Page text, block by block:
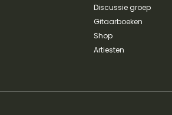
Discussie groep
Gitaarboeken
Shop
Artiesten